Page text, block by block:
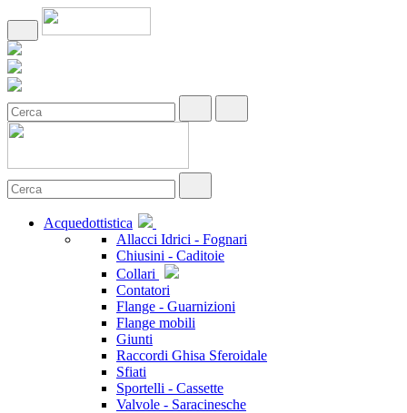
Acquedottistica
Allacci Idrici - Fognari
Chiusini - Caditoie
Collari
Contatori
Flange - Guarnizioni
Flange mobili
Giunti
Raccordi Ghisa Sferoidale
Sfiati
Sportelli - Cassette
Valvole - Saracinesche